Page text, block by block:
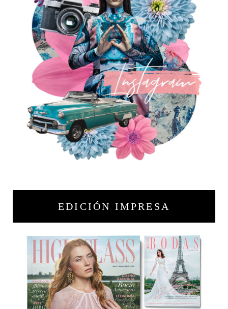
EDICIÓN IMPRESA